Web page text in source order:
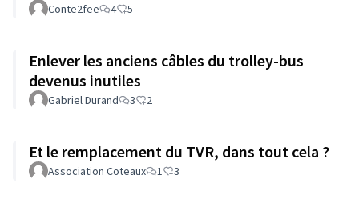
Conte2fee 4 5
Enlever les anciens câbles du trolley-bus
devenus inutiles
Gabriel Durand 3 2
Et le remplacement du TVR, dans tout cela ?
Association Coteaux 1 3